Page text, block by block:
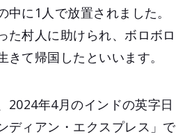
中に1人で放置されました。
た村人に助けられ、ボロボロ
きて帰国したといいます。
2024年4月のインドの英字日
ディアン・エクスプレス」で